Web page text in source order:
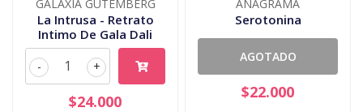
GALAXIA GUTEMBERG
La Intrusa - Retrato
Intimo De Gala Dali
+
-
$24.000
ANAGRAMA
Serotonina
AGOTADO
$22.000